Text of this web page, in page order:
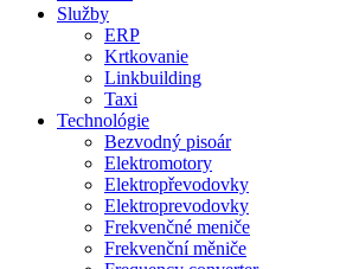
Služby
ERP
Krtkovanie
Linkbuilding
Taxi
Technológie
Bezvodný pisoár
Elektromotory
Elektropřevodovky
Elektroprevodovky
Frekvenčné meniče
Frekvenční měniče